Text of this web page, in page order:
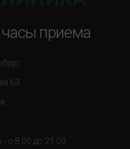
приема
63.
с 8.00 до 21.00